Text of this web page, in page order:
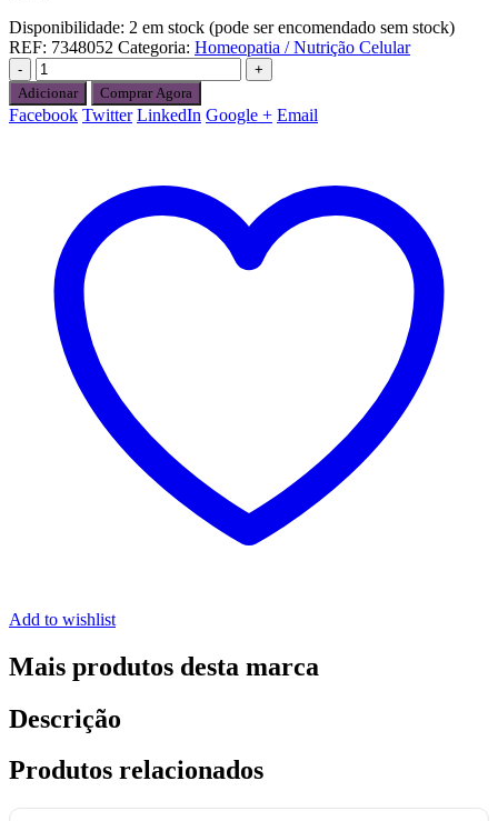
Disponibilidade: 2 em stock (pode ser encomendado sem stock)
REF: 7348052 Categoria: Homeopatia / Nutrição Celular
-
+
Adicionar
Comprar Agora
Facebook Twitter LinkedIn Google + Email
Add to wishlist
Mais produtos desta marca
Descrição
Produtos relacionados